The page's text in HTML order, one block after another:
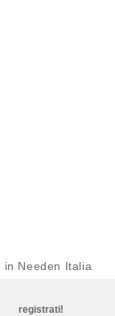
in Needen Italia
registrati!